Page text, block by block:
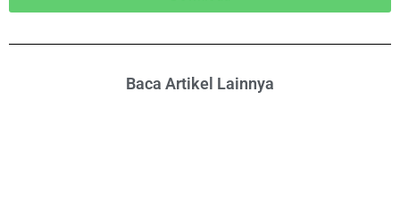
Baca Artikel Lainnya